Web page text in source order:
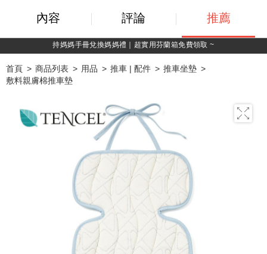
綁定LINE好友，500購物金立即折！
首頁 商品列表 用品 推車 | 配件
推車坐墊
敷料親膚棉推車墊
內容 評論 推薦